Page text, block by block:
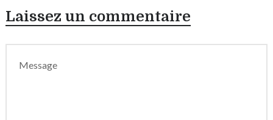
Laissez un commentaire